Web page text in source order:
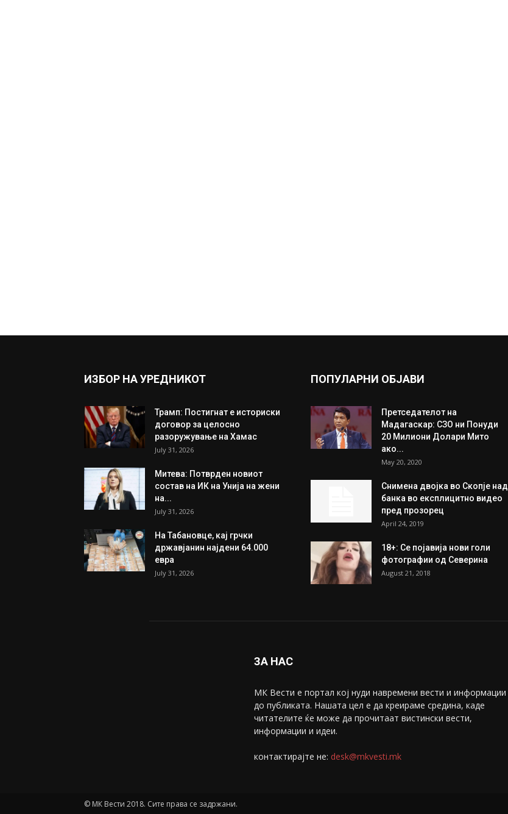
ИЗБОР НА УРЕДНИКОТ
Трамп: Постигнат е историски
договор за целосно
разоружување на Хамас
July 31, 2026
Митева: Потврден новиот
состав на ИК на Унија на жени
на...
July 31, 2026
На Табановце, кај грчки
државјанин најдени 64.000
евра
July 31, 2026
ПОПУЛАРНИ ОБЈАВИ
Претседателот на
Мадагаскар: СЗО ни Понуди
20 Милиони Долари Мито
ако...
May 20, 2020
Снимена двојка во Скопје над
банка во експлицитно видео
пред прозорец
April 24, 2019
18+: Се појавија нови голи
фотографии од Северина
August 21, 2018
ЗА НАС
МК Вести е портал коj нуди навремени вести и информации
до публиката. Нашата цел е да креираме средина, каде
читателите ќе може да прочитаат вистински вести,
информации и идеи.
контактирајте не: desk@mkvesti.mk
© МК Вести 2018. Сите права се задржани.